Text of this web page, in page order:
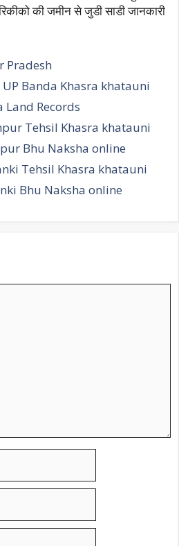
की जमीन से जुडी साडी जानकारी
Pradesh
UP Banda Khasra khatauni
Land Records
Tehsil Khasra khatauni
Bhu Naksha online
Tehsil Khasra khatauni
Bhu Naksha online